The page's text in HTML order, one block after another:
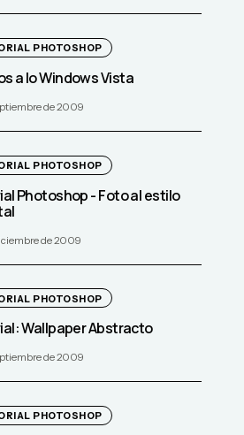
PHOTOSHOP
a lo Windows Vista
de 2009
PHOTOSHOP
Photoshop - Foto al estilo
de 2009
PHOTOSHOP
Wallpaper Abstracto
de 2009
PHOTOSHOP